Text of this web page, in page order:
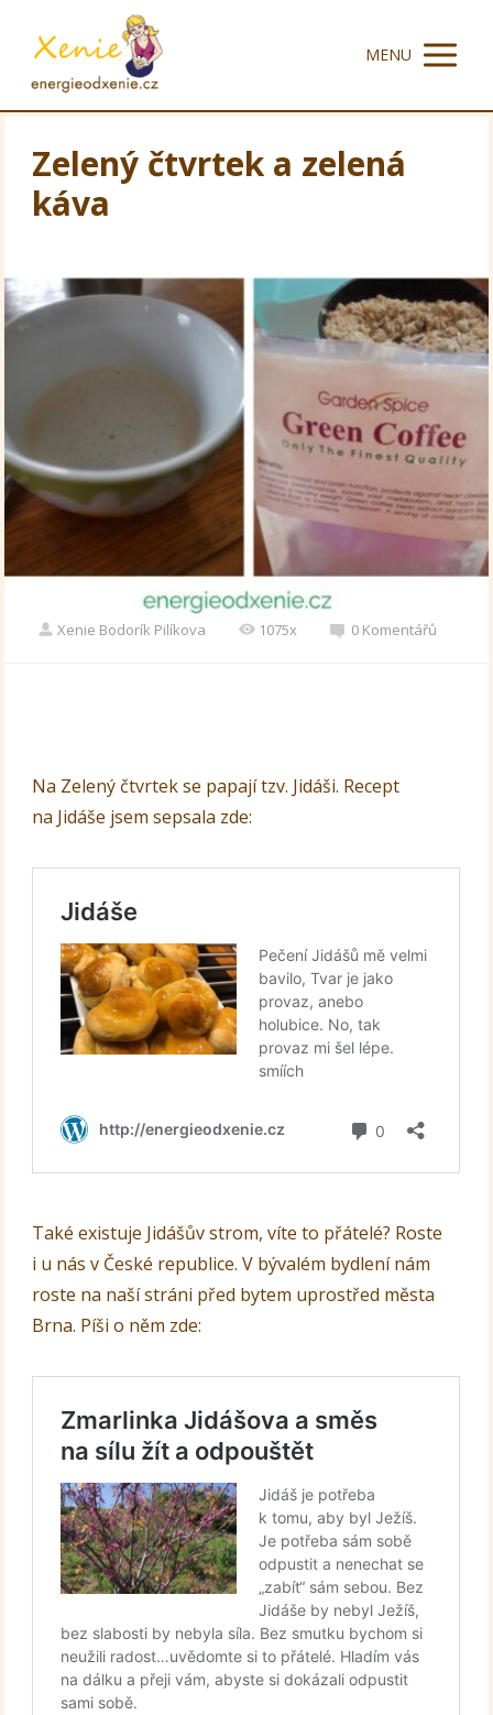
MENU
Zelený čtvrtek a zelená
káva
Xenie Bodorík Pilíkova 1075x 0 Komentářů
Na Zelený čtvrtek se papají tzv. Jidáši. Recept
na Jidáše jsem sepsala zde:
Také existuje Jidášův strom, víte to přátelé? Roste
i u nás v České republice. V bývalém bydlení nám
roste na naší stráni před bytem uprostřed města
Brna. Píši o něm zde: